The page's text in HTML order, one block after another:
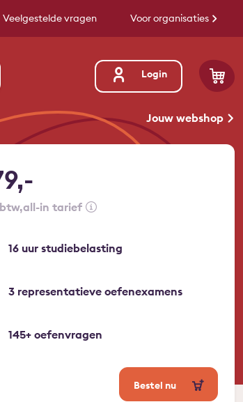
Veelgestelde vragen Voor organisaties
Login
Jouw webshop
all-in tarief
16 uur studiebelasting
3 representatieve oefenexamens
145+ oefenvragen
Bestel nu